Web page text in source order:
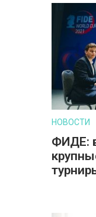
НОВОСТИ
ФИДЕ: